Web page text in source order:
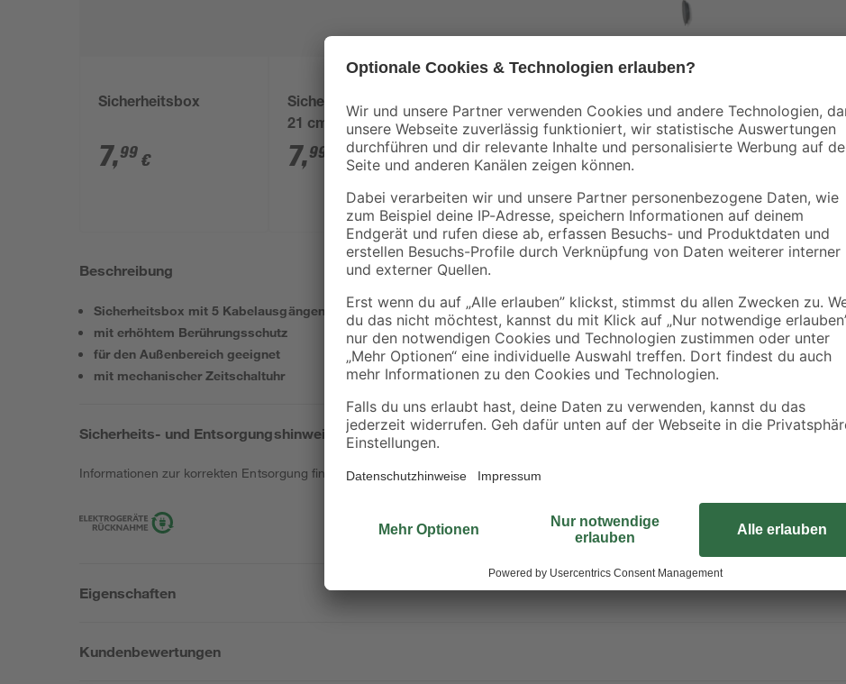
Sicherheitsbox
7,99 €
Sicherheitsbox rot 9 x
21 cm
7,99
Verlängerungskabel
mit Aufwickler
schwarz 15 m
24,99 €
1,67 € / Meter
Verlängerungskabel
schwarz 10 m
14,99
1,50 € / Meter
Beschreibung
Sicherheitsbox mit 5 Kabelausgängen
mit erhöhtem Berührungsschutz
für den Außenbereich geeignet
mit mechanischer Zeitschaltuhr
Sicherheits- und Entsorgungshinweise
Informationen zur korrekten Entsorgung findest duhier.
Eigenschaften
Kundenbewertungen